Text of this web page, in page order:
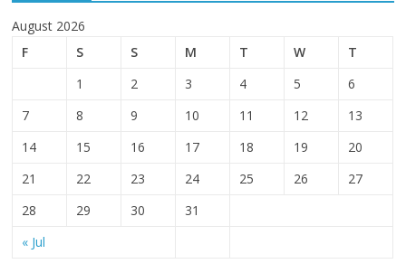
August 2026
F
S S M T W T
« Jul
1 2 3 4 5
6
7
8 9 10 11 12
13
14
15 16 17 18 19
20
21
22 23 24 25 26
27
28
29 30 31